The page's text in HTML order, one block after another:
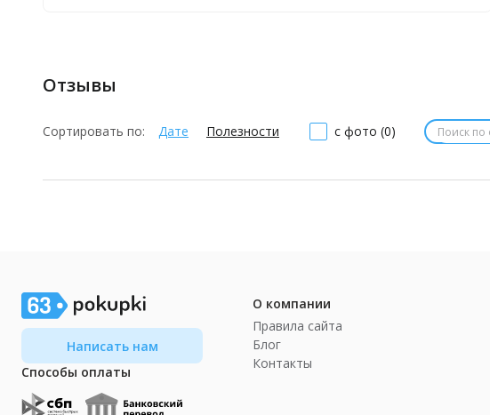
Отзывы
Сортировать по: Дате Полезности с фото (0)
Написать нам
Способы оплаты
О компании
Правила сайта
Блог
Контакты